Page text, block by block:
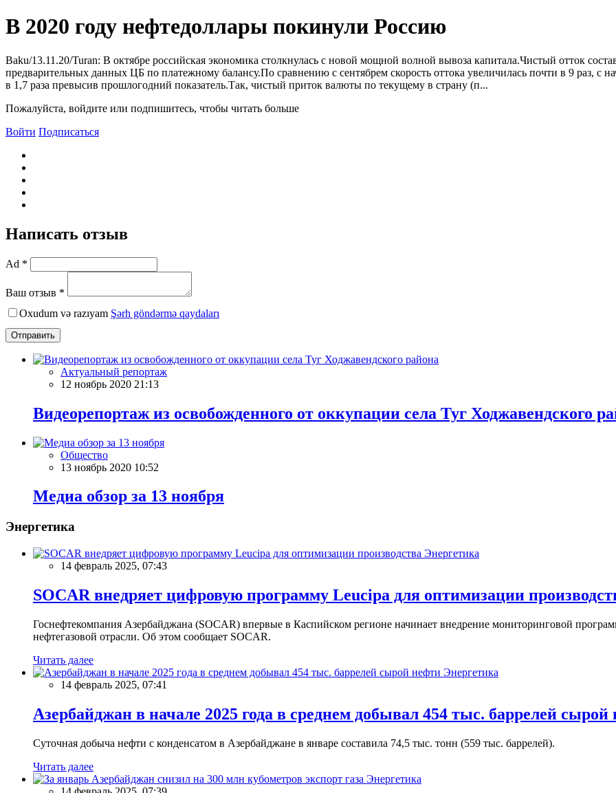
В 2020 году нефтедоллары покинули Россию
Baku/13.11.20/Turan: В октябре российская экономика столкнулась с новой мощной волной вывоза капитала.Чистый отток
предварительных данных ЦБ по платежному балансу.По сравнению с сентябрем скорость оттока увеличилась почти в 9 раз, с
в 1,7 раза превысив прошлогодний показатель.Так, чистый приток валюты по текущему в страну (п...
Пожалуйста, войдите или подпишитесь, чтобы читать больше
Войти Подписаться
Написать отзыв
Ad *
Ваш отзыв *
Oxudum və razıyam Şərh göndərmə qaydaları
Отправить
Актуальный репортаж
12 ноябрь 2020 21:13
Видеорепортаж из освобожденного от оккупации села Туг Ходжавендского
Общество
13 ноябрь 2020 10:52
Meдиа обзор за 13 ноября
Энергетика
Энергетика
14 февраль 2025, 07:43
SOCAR внедряет цифровую программу Leucipa для оптимизации
Госнефтекомпания Азербайджана (SOCAR) впервые в Каспийском регионе начинает внедрение мониторинговой
нефтегазовой отрасли. Об этом сообщает SOCAR.
Читать далее
Энергетика
14 февраль 2025, 07:41
Азербайджан в начале 2025 года в среднем добывал 454 тыс. баррелей сырой
Суточная добыча нефти с конденсатом в Азербайджане в январе составила 74,5 тыс. тонн (559 тыс. баррелей).
Читать далее
Энергетика